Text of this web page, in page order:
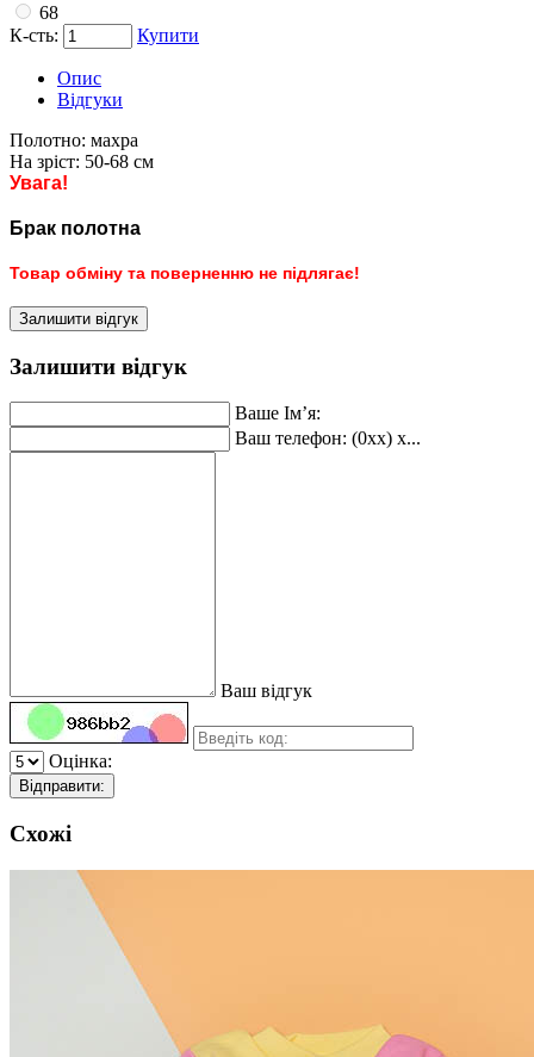
68
К-сть:
Купити
Опис
Відгуки
Полотно: махра
На зріст: 50-68 см
Увага!
Брак полотна
Товар обміну та поверненню не підлягає!
Залишити відгук
Залишити відгук
Ваше Ім’я:
Ваш телефон: (0xx) x...
Ваш відгук
Оцінка:
Відправити:
Схожі